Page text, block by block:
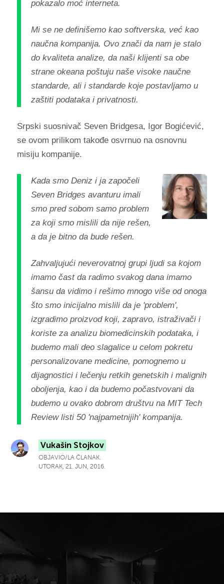
pokazalo moć interneta.
Mi se ne definišemo kao softverska, već kao
naučna kompanija. Ovo znači da nam je stalo
do kvaliteta analize, da naši klijenti sa obe
strane okeana poštuju naše visoke naučne
standarde, ali i standarde koje postavljamo u
zaštiti podataka i privatnosti.
Srpski suosnivač Seven Bridgesa, Igor Bogićević,
se ovom prilikom takođe osvrnuo na osnovnu
misiju kompanije.
Kada smo Deniz i ja započeli
Seven Bridges avanturu imali
smo pred sobom samo problem
za koji smo mislili da nije rešen,
a da je bitno da bude rešen.
Zahvaljujući neverovatnoj grupi ljudi sa kojom
imamo čast da radimo svakog dana imamo
šansu da vidimo i rešimo mnogo više od onoga
što smo inicijalno mislili da je 'problem',
izgradimo proizvod koji, zapravo, istraživači i
koriste za analizu biomedicinskih podataka, i
budemo mali deo slagalice u celom pokretu
personalizovane medicine, pomognemo u
dijagnostici i lečenju retkih genetskih i malignih
oboljenja, kao i da budemo počastvovani da
budemo u ovako dobrom društvu na MIT Tech
Review listi 50 'najpametnijih' kompanija.
Vukašin Stojkov
OBJAVIO/LA ČLANAK.
UTORAK, 21. JUN, 2016.